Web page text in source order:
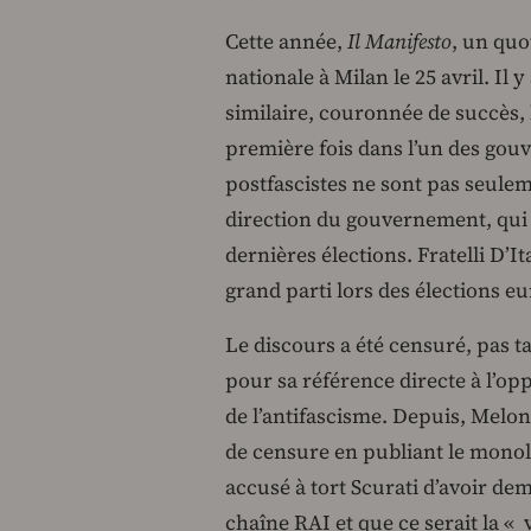
Cette année, Il Manifesto, un
nationale à Milan le 25 avril. Il
similaire, couronnée de
première fois dans l’un des
postfascistes ne sont pas
direction du gouvernement, qui
dernières élections. Fratelli
grand parti lors des élections
Le discours a été censuré, pas
pour sa référence directe à
de l’antifascisme. Depuis,
de censure en publiant le
accusé à tort Scurati d’avoir
chaîne RAI et que ce serait la «